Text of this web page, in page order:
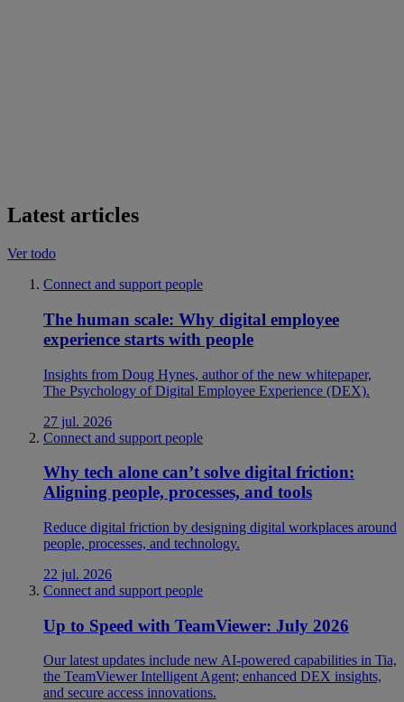
Latest articles
Ver todo
Connect and support people
The human scale: Why digital employee
experience starts with people
Insights from Doug Hynes, author of the new whitepaper,
The Psychology of Digital Employee Experience (DEX).
27 jul. 2026
Connect and support people
Why tech alone can’t solve digital friction:
Aligning people, processes, and tools
Reduce digital friction by designing digital workplaces around
people, processes, and technology.
22 jul. 2026
Connect and support people
Up to Speed with TeamViewer: July 2026
Our latest updates include new AI-powered capabilities in Tia,
the TeamViewer Intelligent Agent; enhanced DEX insights,
and secure access innovations.